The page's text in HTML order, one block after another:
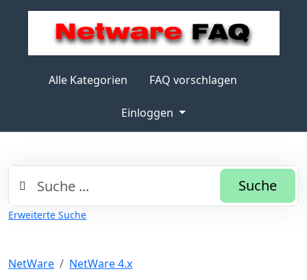
Alle Kategorien FAQ vorschlagen
Einloggen
Suche
Erweiterte Suche
NetWare NetWare 4.x